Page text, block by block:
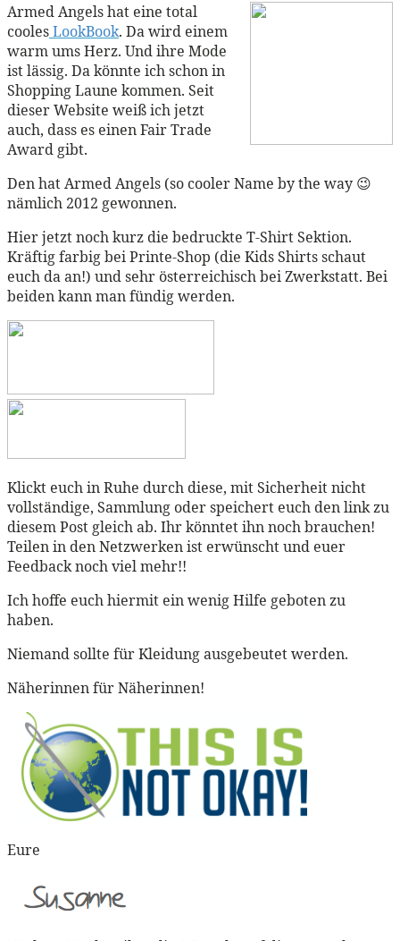
Armed Angels hat eine total
coolesLookBook. Da wird einem
warm ums Herz. Und ihre Mode
ist lässig. Da könnte ich schon in
Shopping Laune kommen. Seit
dieser Website weiß ich jetzt
auch, dass es einen Fair Trade
Award gibt.
Den hat Armed Angels (so cooler Name by the way 😉
nämlich 2012 gewonnen.
Hier jetzt noch kurz die bedruckte T-Shirt Sektion.
Kräftig farbig bei Printe-Shop (die Kids Shirts schaut
euch da an!) und sehr österreichisch bei Zwerkstatt. Bei
beiden kann man fündig werden.
Klickt euch in Ruhe durch diese, mit Sicherheit nicht
vollständige, Sammlung oder speichert euch den link zu
diesem Post gleich ab. Ihr könntet ihn noch brauchen!
Teilen in den Netzwerken ist erwünscht und euer
Feedback noch viel mehr!!
Ich hoffe euch hiermit ein wenig Hilfe geboten zu
haben.
Niemand sollte für Kleidung ausgebeutet werden.
Näherinnen für Näherinnen!
Eure